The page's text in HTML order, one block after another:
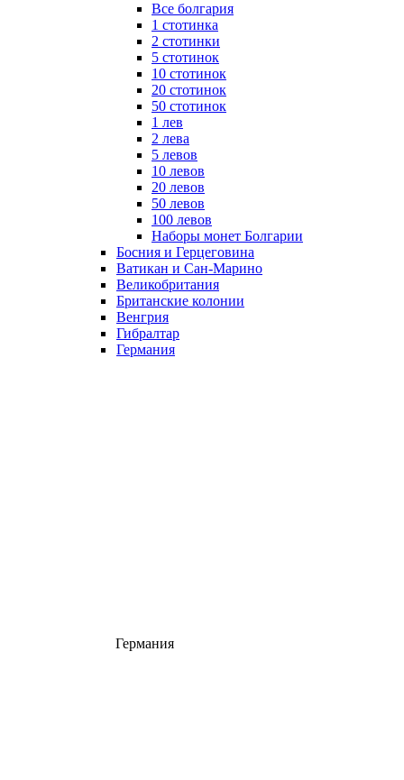
Все болгария
1 стотинка
2 стотинки
5 стотинок
10 стотинок
20 стотинок
50 стотинок
1 лев
2 лева
5 левов
10 левов
20 левов
50 левов
100 левов
Наборы монет Болгарии
Босния и Герцеговина
Ватикан и Сан-Марино
Великобритания
Британские колонии
Венгрия
Гибралтар
Германия
Германия